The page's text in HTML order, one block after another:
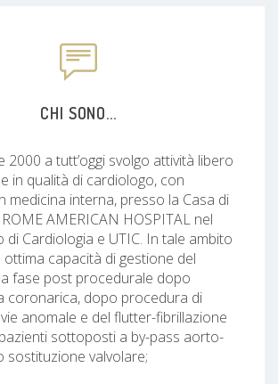
CHI SONO...
2000 a tutt’oggi svolgo attività libero
in qualità di cardiologo, con
medicina interna, presso la Casa di
AMERICAN HOSPITAL nel
di Cardiologia e UTIC. In tale ambito
capacità di gestione del
fase post procedurale dopo
coronarica, dopo procedura di
anomale e del flutter-fibrillazione
sottoposti a by-pass aorto-
sostituzione valvolare;